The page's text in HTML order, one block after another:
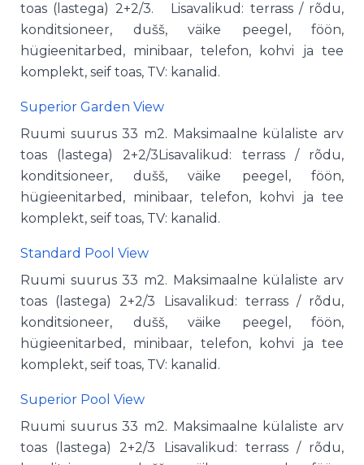
toas (lastega) 2+2/3. Lisavalikud: terrass / rõdu,
konditsioneer, dušš, väike peegel, föön,
hügieenitarbed, minibaar, telefon, kohvi ja tee
komplekt, seif toas, TV: kanalid.
Superior Garden View
Ruumi suurus 33 m2. Maksimaalne külaliste arv
toas (lastega) 2+2/3Lisavalikud: terrass / rõdu,
konditsioneer, dušš, väike peegel, föön,
hügieenitarbed, minibaar, telefon, kohvi ja tee
komplekt, seif toas, TV: kanalid.
Standard Pool View
Ruumi suurus 33 m2. Maksimaalne külaliste arv
toas (lastega) 2+2/3 Lisavalikud: terrass / rõdu,
konditsioneer, dušš, väike peegel, föön,
hügieenitarbed, minibaar, telefon, kohvi ja tee
komplekt, seif toas, TV: kanalid.
Superior Pool View
Ruumi suurus 33 m2. Maksimaalne külaliste arv
toas (lastega) 2+2/3 Lisavalikud: terrass / rõdu,